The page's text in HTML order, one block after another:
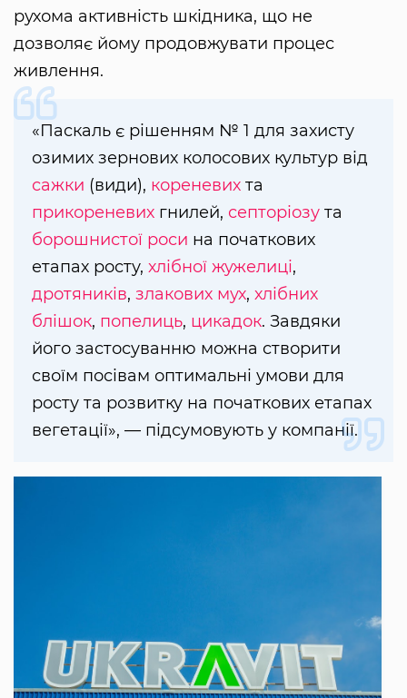
рухома активність шкідника, що не
дозволяє йому продовжувати процес
живлення.
«Паскаль є рішенням № 1 для захисту
озимих зернових колосових культур від
сажки (види), кореневих та
прикореневих гнилей, септоріозу та
борошнистої роси на початкових
етапах росту, хлібної жужелиці,
дротяників, злакових мух, хлібних
блішок, попелиць, цикадок. Завдяки
його застосуванню можна створити
своїм посівам оптимальні умови для
росту та розвитку на початкових етапах
вегетації», — підсумовують у компанії.